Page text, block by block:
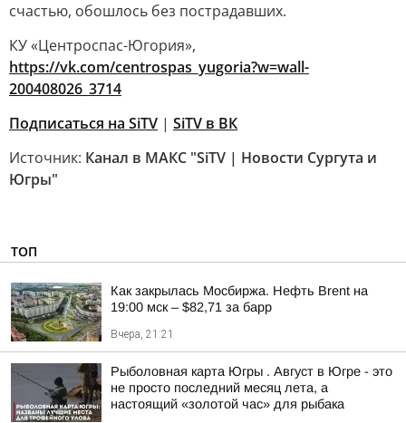
счастью, обошлось без пострадавших.
КУ «Центроспас-Югория»,
https://vk.com/centrospas_yugoria?w=wall-
200408026_3714
Подписаться на SiTV | SiTV в ВК
Источник: Канал в МАКС "SiTV | Новости Сургута и
Югры"
ТОП
Как закрылась Мосбиржа. Нефть Brent на
19:00 мск – $82,71 за барр
Вчера, 21:21
Рыболовная карта Югры . Август в Югре - это
не просто последний месяц лета, а
настоящий «золотой час» для рыбака